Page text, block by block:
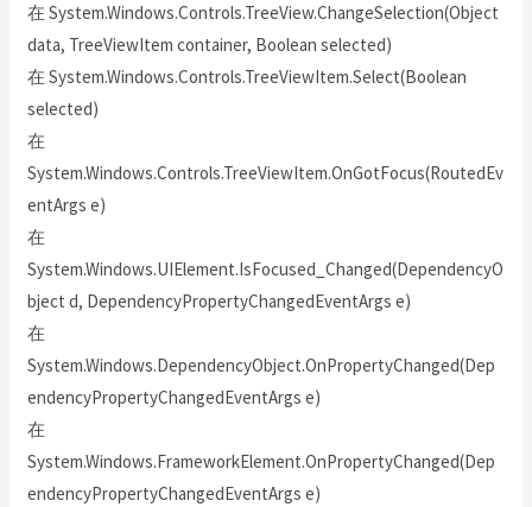
在 System.Windows.Controls.TreeView.ChangeSelection(Object
data, TreeViewItem container, Boolean selected)
在 System.Windows.Controls.TreeViewItem.Select(Boolean
selected)
在
System.Windows.Controls.TreeViewItem.OnGotFocus(RoutedEv
entArgs e)
在
System.Windows.UIElement.IsFocused_Changed(DependencyO
bject d, DependencyPropertyChangedEventArgs e)
在
System.Windows.DependencyObject.OnPropertyChanged(Dep
endencyPropertyChangedEventArgs e)
在
System.Windows.FrameworkElement.OnPropertyChanged(Dep
endencyPropertyChangedEventArgs e)